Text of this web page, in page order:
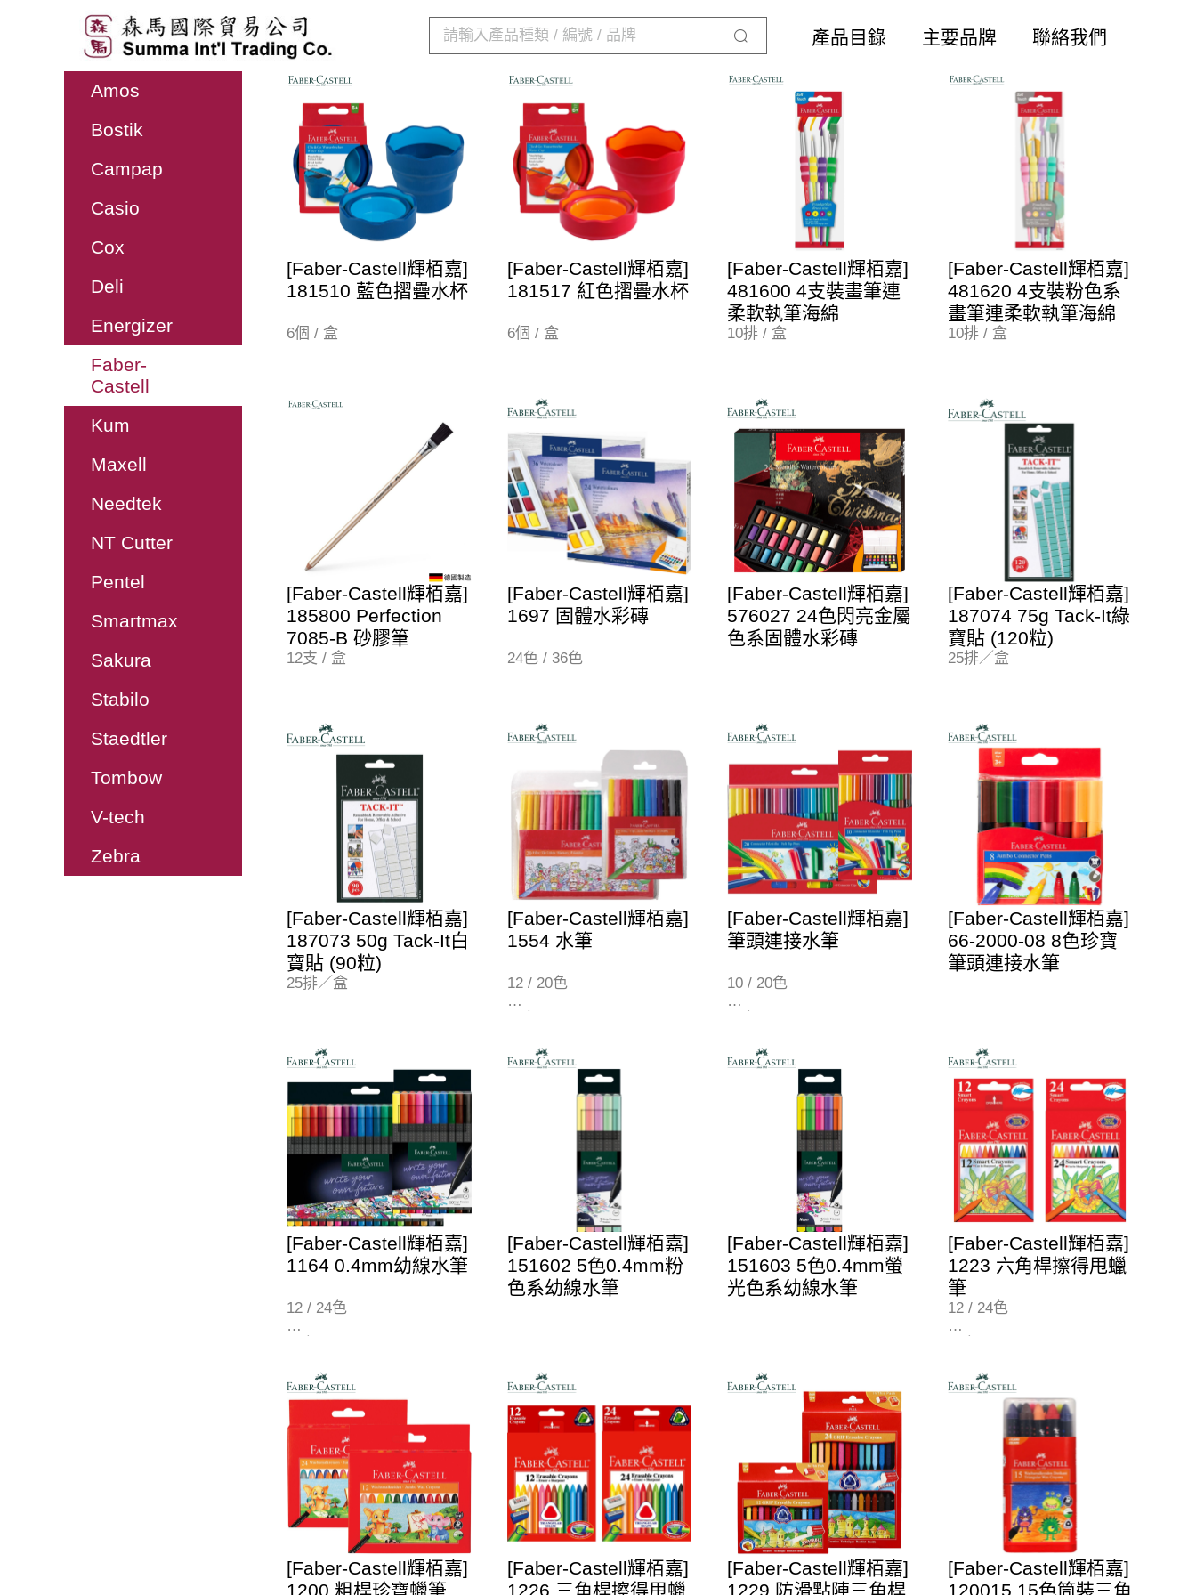
產品目錄 主要品牌 聯絡我們
Amos
Bostik
Campap
Casio
Cox
Deli
Energizer
Faber-
Castell
Kum
Maxell
Needtek
NT Cutter
Pentel
Smartmax
Sakura
Stabilo
Staedtler
Tombow
V-tech
Zebra
[Faber-Castell輝栢嘉]
181510 藍色摺疊水杯
6個 / 盒
[Faber-Castell輝栢嘉]
181517 紅色摺疊水杯
6個 / 盒
[Faber-Castell輝栢嘉]
481600 4支裝畫筆連
柔軟執筆海綿
10排 / 盒
[Faber-Castell輝栢嘉]
481620 4支裝粉色系
畫筆連柔軟執筆海綿
10排 / 盒
[Faber-Castell輝栢嘉]
185800 Perfection
7085-B 砂膠筆
12支 / 盒
[Faber-Castell輝栢嘉]
1697 固體水彩磚
24色 / 36色
[Faber-Castell輝栢嘉]
576027 24色閃亮金屬
色系固體水彩磚
[Faber-Castell輝栢嘉]
187074 75g Tack-It綠
寶貼 (120粒)
25排／盒
[Faber-Castell輝栢嘉]
187073 50g Tack-It白
寶貼 (90粒)
25排／盒
[Faber-Castell輝栢嘉]
1554 水筆
12 / 20色
[Faber-Castell輝栢嘉]
筆頭連接水筆
10 / 20色
[Faber-Castell輝栢嘉]
66-2000-08 8色珍寶
筆頭連接水筆
[Faber-Castell輝栢嘉]
1164 0.4mm幼線水筆
12 / 24色
[Faber-Castell輝栢嘉]
151602 5色0.4mm粉
色系幼線水筆
[Faber-Castell輝栢嘉]
151603 5色0.4mm螢
光色系幼線水筆
[Faber-Castell輝栢嘉]
1223 六角桿擦得甩蠟
筆
12 / 24色
[Faber-Castell輝栢嘉]
1200 粗桿珍寶蠟筆
[Faber-Castell輝栢嘉]
1226 三角桿擦得甩蠟
[Faber-Castell輝栢嘉]
1229 防滑點陣三角桿
[Faber-Castell輝栢嘉]
120015 15色筒裝三角